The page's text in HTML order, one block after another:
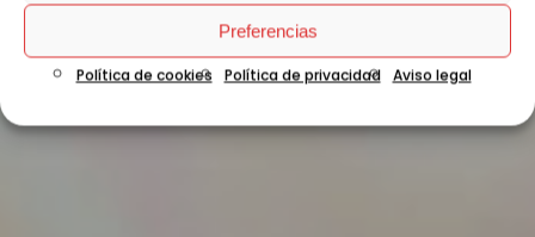
Preferencias
Política de cookies Política de privacidad Aviso legal